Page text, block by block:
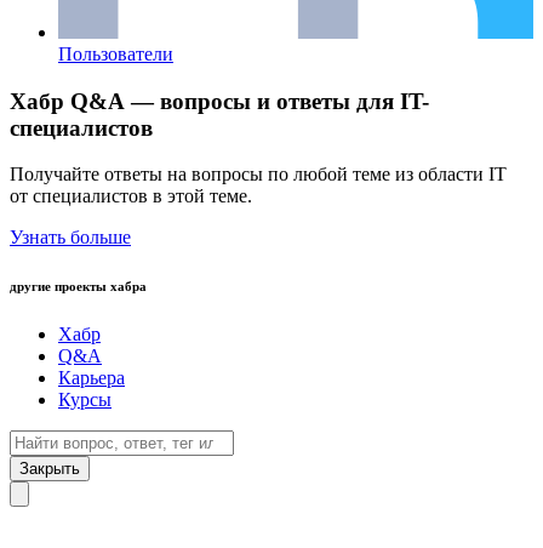
Пользователи
Хабр Q&A — вопросы и ответы для IT-
специалистов
Получайте ответы на вопросы по любой теме из области IT
от специалистов в этой теме.
Узнать больше
другие проекты хабра
Хабр
Q&A
Карьера
Курсы
Закрыть